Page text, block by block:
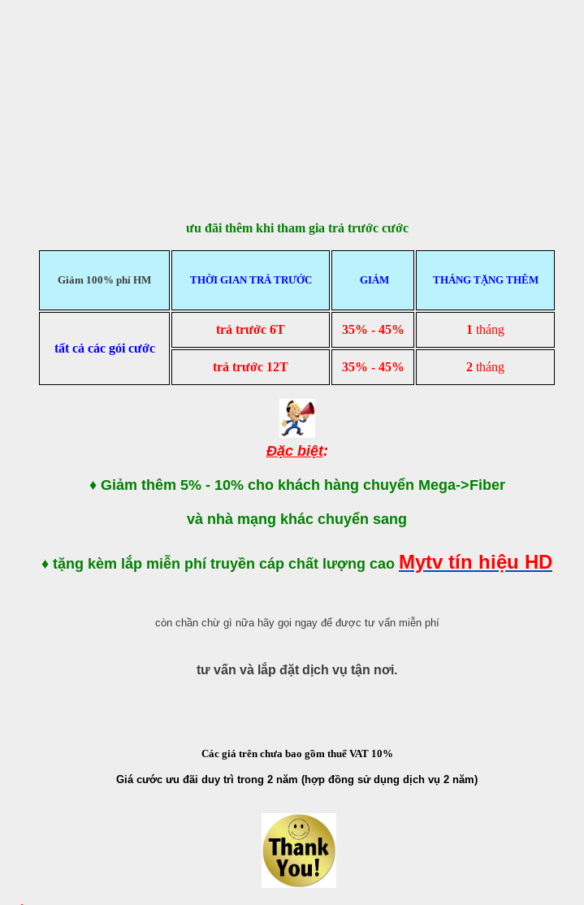
ưu đãi thêm khi tham gia trả trước cước
Giảm 100% phí HM THỜI GIAN TRẢ TRƯỚC GIẢM THÁNG TẶNG THÊM
tất cả các gói cước
trả trước 6T 35% - 45% 1 tháng
trả trước 12T 35% - 45% 2 tháng
Đặc biệt:
♦ Giảm thêm 5% - 10% cho khách hàng chuyển Mega->Fiber
và nhà mạng khác chuyển sang
♦ tặng kèm lắp miễn phí truyền cáp chất lượng cao Mytv tín hiệu HD
còn chần chừ gì nữa hãy gọi ngay để được tư vấn miễn phí
tư vấn và lắp đặt dịch vụ tận nơi.
Các giá trên chưa bao gồm thuế VAT 10%
Giá cước ưu đãi duy trì trong 2 năm (hợp đồng sử dụng dịch vụ 2 năm)